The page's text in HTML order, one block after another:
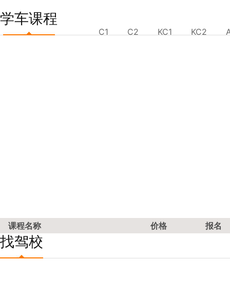
学车课程
C1 C2 KC1 KC2
课程名称 价格 报名
找驾校